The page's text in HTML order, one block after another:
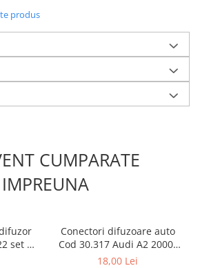
produs
CUMPARATE
IMPREUNA
set 2
Conectori difuzoare auto
Cod 30.317 Audi A2 2000-
2005
18,00 Lei